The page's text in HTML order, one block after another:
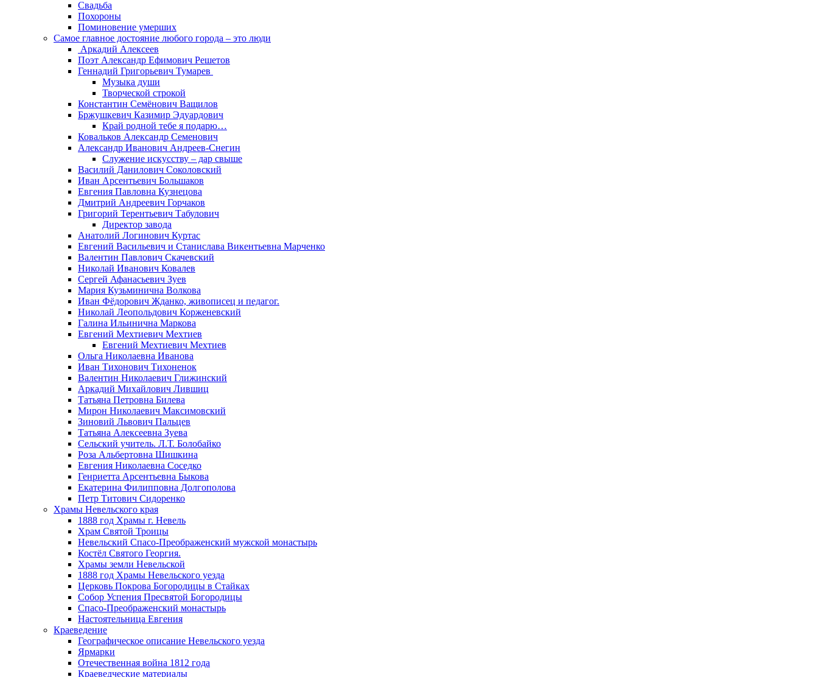
Свадьба
Похороны
Поминовение умерших
Самое главное достояние любого города – это люди
Аркадий Алексеев
Поэт Александр Ефимович Решетов
Геннадий Григорьевич Тумарев
Музыка души
Творческой строкой
Константин Семёнович Ващилов
Бржушкевич Казимир Эдуардович
Край родной тебе я подарю…
Ковальков Александр Семенович
Александр Иванович Андреев-Снегин
Служение искусству – дар свыше
Василий Данилович Соколовский
Иван Арсентьевич Большаков
Евгения Павловна Кузнецова
Дмитрий Андреевич Горчаков
Григорий Терентьевич Табулович
Директор завода
Анатолий Логинович Куртас
Евгений Васильевич и Станислава Викентьевна Марченко
Валентин Павлович Скачевский
Николай Иванович Ковалев
Сергей Афанасьевич Зуев
Мария Кузьминична Волкова
Иван Фёдорович Жданко, живописец и педагог.
Николай Леопольдович Корженевский
Галина Ильинична Маркова
Евгений Мехтиевич Мехтиев
Евгений Мехтиевич Мехтиев
Ольга Николаевна Иванова
Иван Тихонович Тихоненок
Валентин Николаевич Глижинский
Аркадий Михайлович Лившиц
Татьяна Петровна Билева
Мирон Николаевич Максимовский
Зиновий Львович Пальцев
Татьяна Алексеевна Зуева
Сельский учитель. Л.Т. Болобайко
Роза Альбертовна Шишкина
Евгения Николаевна Соседко
Генриетта Арсентьевна Быкова
Екатерина Филипповна Долгополова
Петр Титович Сидоренко
Храмы Невельского края
1888 год Храмы г. Невель
Храм Святой Троицы
Невельский Спасо-Преображенский мужской монастырь
Костёл Святого Георгия.
Храмы земли Невельской
1888 год Храмы Невельского уезда
Церковь Покрова Богородицы в Стайках
Собор Успения Пресвятой Богородицы
Спасо-Преображенский монастырь
Настоятельница Евгения
Краеведение
Географическое описание Невельского уезда
Ярмарки
Отечественная война 1812 года
Краеведческие материалы